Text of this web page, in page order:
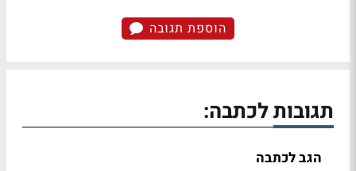
הוספת תגובה
תגובות לכתבה:
הגב לכתבה